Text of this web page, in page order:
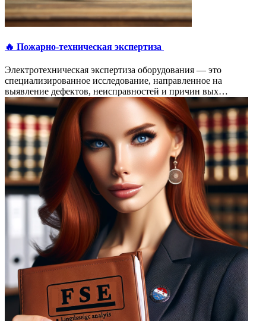
🔥 Пожарно-техническая экспертиза
Электротехническая экспертиза оборудования — это
специализированное исследование, направленное на
выявление дефектов, неисправностей и причин вых…